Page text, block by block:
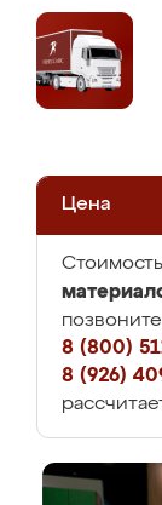
Цена
8 (800)
8 (926)